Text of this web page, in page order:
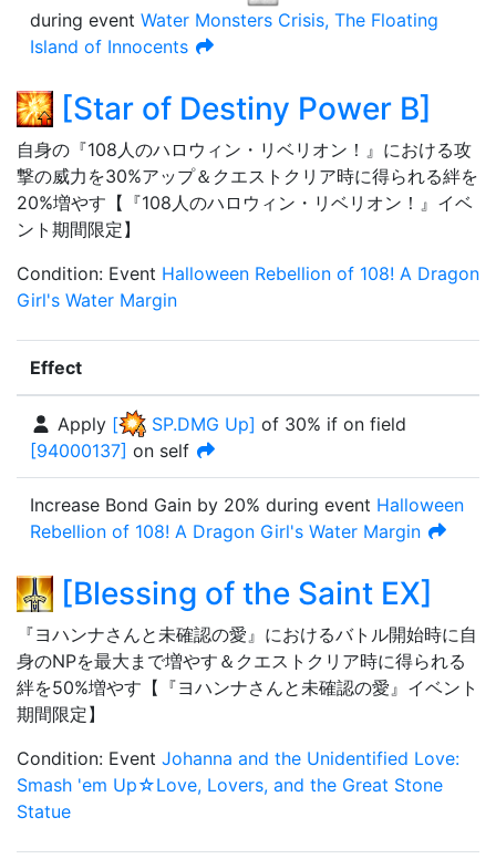
during event Water Monsters Crisis, The Floating
Island of Innocents
[Star of Destiny Power B]
自身の『108人のハロウィン・リベリオン！』における攻
撃の威力を30%アップ＆クエストクリア時に得られる絆を
20%増やす【『108人のハロウィン・リベリオン！』イベ
ント期間限定】
Condition: Event Halloween Rebellion of 108! A Dragon
Girl's Water Margin
Effect
Apply [ SP.DMG Up] of 30% if on field
[94000137] on self
Increase Bond Gain by 20% during event Halloween
Rebellion of 108! A Dragon Girl's Water Margin
[Blessing of the Saint EX]
『ヨハンナさんと未確認の愛』におけるバトル開始時に自
身のNPを最大まで増やす＆クエストクリア時に得られる
絆を50%増やす【『ヨハンナさんと未確認の愛』イベント
期間限定】
Condition: Event Johanna and the Unidentified Love:
Smash 'em Up☆Love, Lovers, and the Great Stone
Statue